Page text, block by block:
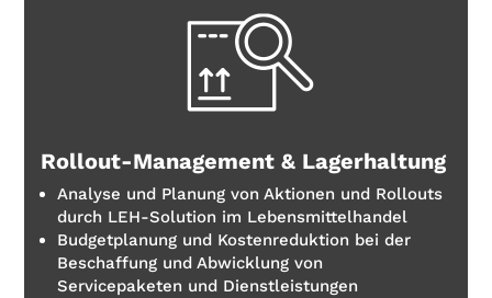
Rollout-Management & Lagerhaltung
Analyse und Planung von Aktionen und Rollouts
durch LEH-Solution im Lebensmittelhandel
Budgetplanung und Kostenreduktion bei der
Beschaffung und Abwicklung von
Servicepaketen und Dienstleistungen